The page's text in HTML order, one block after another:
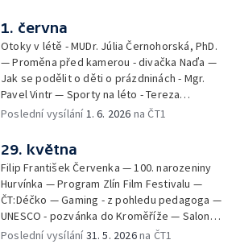
— Batohy do školy i na prázdniny - Mirka
Belhová — Pramen - Ivan Ostrochovský
1. června
Otoky v létě - MUDr. Júlia Černohorská, PhD.
— Proměna před kamerou - divačka Naďa —
Jak se podělit o děti o prázdninách - Mgr.
Pavel Vintr — Sporty na léto - Tereza
Michalová — Černé ovce — Změny v
v Českém ráji - Tomáš Jeřábek, Magdalena
Borová, Eva Váchová
Poslední vysílání 1. 6. 2026 na ČT1
29. května
Filip František Červenka — 100. narozeniny
Hurvínka — Program Zlín Film Festivalu —
ČT:Déčko — Gaming - z pohledu pedagoga —
UNESCO - pozvánka do Kroměříže — Salon
filmových klapek
Poslední vysílání31. 5. 2026na ČT1